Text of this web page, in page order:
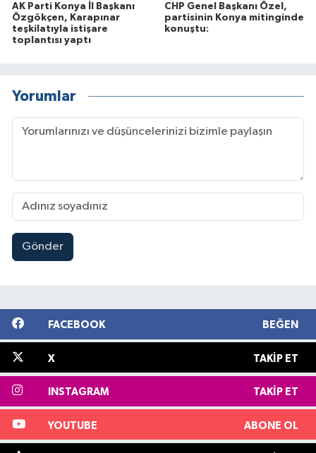
AK Parti Konya İl Başkanı
Özgökçen, Karapınar
teşkilatıyla istişare
toplantısı yaptı
CHP Genel Başkanı Özel,
partisinin Konya mitinginde
konuştu:
Yorumlar
Gönder
FACEBOOK BEĞEN
X TAKIP ET
INSTAGRAM TAKIP ET
YOUTUBE ABONE OL